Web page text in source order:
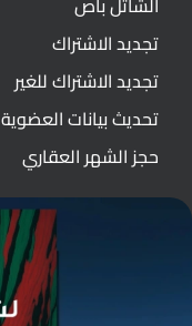
تجديد الاشتراك
تجديد الاشتراك للغير
تحديث بيانات العضوية
حجز الشهر العقاري